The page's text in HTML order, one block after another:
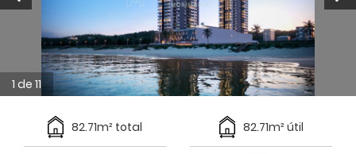
Anuncie seu imóvel
Sobre a Séculus
Contato
1 de 11
82.71m² total 82.71m² útil